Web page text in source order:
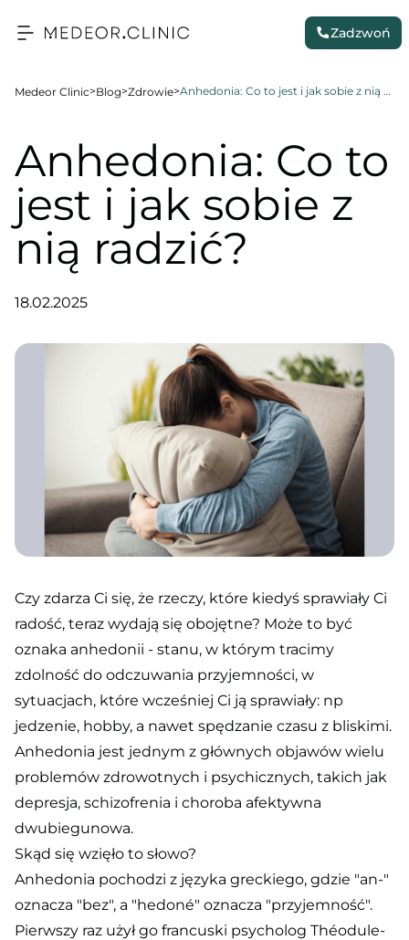
Zadzwoń
Medeor Clinic>Blog>Zdrowie> Anhedonia: Co to jest i jak sobie z nią radzić?
Anhedonia: Co to
jest i jak sobie z
nią radzić?
18.02.2025
Czy zdarza Ci się, że rzeczy, które kiedyś sprawiały Ci
radość, teraz wydają się obojętne? Może to być
oznaka anhedonii - stanu, w którym tracimy
zdolność do odczuwania przyjemności, w
sytuacjach, które wcześniej Ci ją sprawiały: np
jedzenie, hobby, a nawet spędzanie czasu z bliskimi.
Anhedonia jest jednym z głównych objawów wielu
problemów zdrowotnych i psychicznych, takich jak
depresja, schizofrenia i choroba afektywna
dwubiegunowa.
Skąd się wzięło to słowo?
Anhedonia pochodzi z języka greckiego, gdzie "an-"
oznacza "bez", a "hedoné" oznacza "przyjemność".
Pierwszy raz użył go francuski psycholog Théodule-